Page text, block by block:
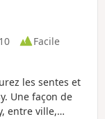
Facile
les sentes et
Une façon de
entre ville,